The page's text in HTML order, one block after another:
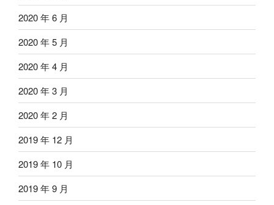
2020 年 6 月
2020 年 5 月
2020 年 4 月
2020 年 3 月
2020 年 2 月
2019 年 12 月
2019 年 10 月
2019 年 9 月